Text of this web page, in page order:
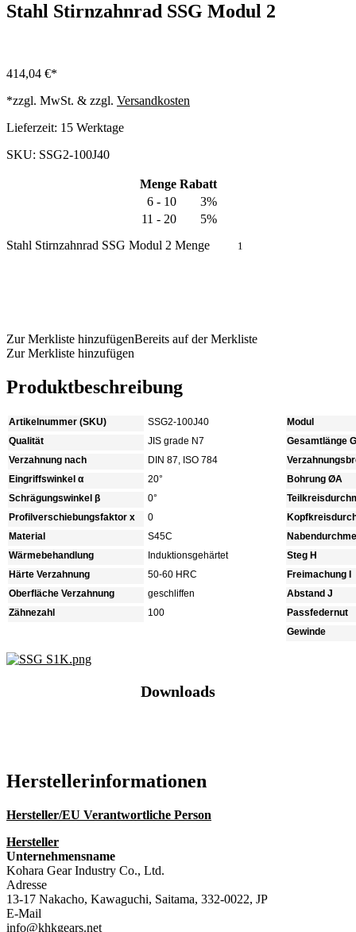
Stahl Stirnzahnrad SSG Modul 2
414,04 €
*zzgl. MwSt. & zzgl. Versandkosten
Lieferzeit: 15 Werktage
SKU: SSG2-100J40
Menge Rabatt
6 - 10
3%
11 - 20
5%
Stahl Stirnzahnrad SSG Modul 2 Menge
Zur Merkliste hinzufügenBereits auf der Merkliste
Zur Merkliste hinzufügen
Produktbeschreibung
Artikelnummer (SKU)
SSG2-100J40
Qualität
JIS grade N7
Verzahnung nach
DIN 87, ISO 784
Eingriffswinkel α
20°
Schrägungswinkel β
0°
Profilverschiebungsfaktor x
0
Material
S45C
Wärmebehandlung
Induktionsgehärtet
Härte Verzahnung
50-60 HRC
Oberfläche Verzahnung
geschliffen
Zähnezahl
100
Modul
Gesamtlänge G
Bohrung ØA
Steg H
Freimachung I
Abstand J
Passfedernut
Gewinde
Downloads
Hersteller­informationen
Hersteller/EU Verantwortliche Person
Hersteller
Unternehmensname
Kohara Gear Industry Co., Ltd.
Adresse
13-17 Nakacho, Kawaguchi, Saitama, 332-0022, JP
E-Mail
info@khkgears.net